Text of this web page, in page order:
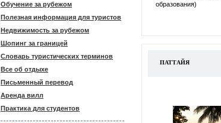
Обучение за рубежом
Полезная информация для туристов
Недвижимость за рубежом
Шопинг за границей
Словарь туристических терминов
Все об отдыхе
Письменный перевод
Аренда вилл
Практика для студентов
образования)
ПАТТАЙЯ